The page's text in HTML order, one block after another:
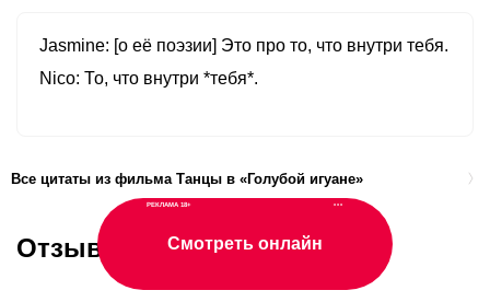
Jasmine [о её поэзии] Это про то, что внутри тебя.
Nico То, что внутри *тебя*.
Все цитаты из фильма Танцы в «Голубой игуане»
Отзывы о фильме
РЕКЛАМА 18+ •••
Смотреть онлайн